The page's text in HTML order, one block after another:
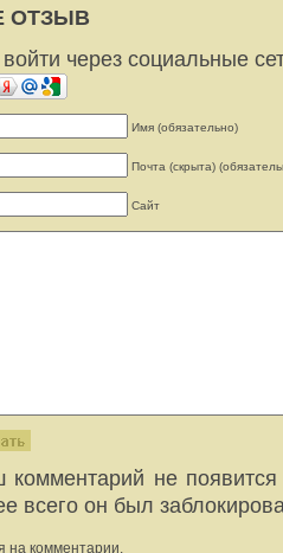
ОТЗЫВ
через социальные
Имя (обязательно)
Почта (скрыта)
Сайт
не появится
всего он был
на комментарии.